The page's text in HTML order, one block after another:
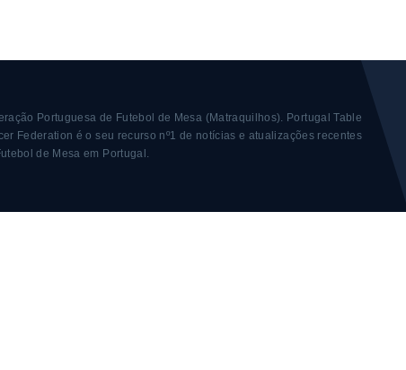
Portuguesa de Futebol de Mesa (Matraquilhos). Portugal Table
Federation é o seu recurso nº1 de notícias e atualizações recentes
de Mesa em Portugal.